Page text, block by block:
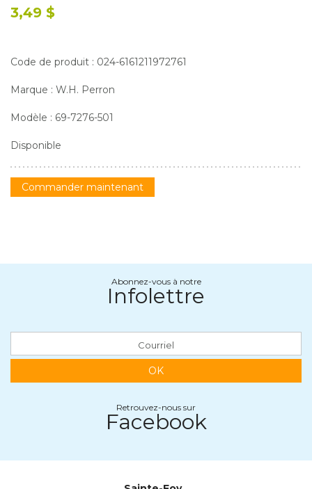
3,49 $
Code de produit : 024-6161211972761
Marque : W.H. Perron
Modèle : 69-7276-501
Disponible
Commander maintenant
Abonnez-vous à notre
Infolettre
OK
Retrouvez-nous sur
Facebook